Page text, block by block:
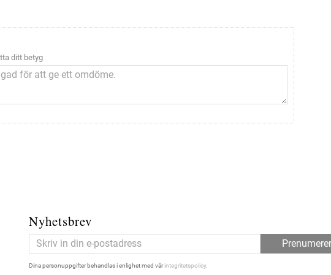
ditt betyg
Nyhetsbrev
Dina personuppgifter behandlas i enlighet med vårintegritetspolicy.